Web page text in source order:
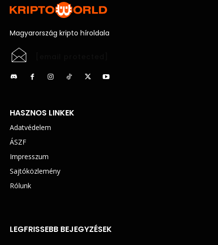
Magyarország kripto híroldala
HASZNOS LINKEK
Adatvédelem
ÁSZF
Impresszum
Sajtóközlemény
Rólunk
LEGFRISSEBB BEJEGYZÉSEK